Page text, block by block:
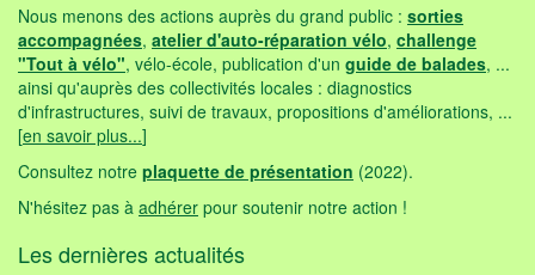
Nous menons des actions auprès du grand public : sorties
accompagnées, atelier d'auto-réparation vélo, challenge
"Tout à vélo", vélo-école, publication d'un guide de balades, ...
ainsi qu'auprès des collectivités locales : diagnostics
d'infrastructures, suivi de travaux, propositions d'améliorations, ...
[en savoir plus...]
Consultez notre plaquette de présentation (2022).
N'hésitez pas à adhérer pour soutenir notre action !
Les dernières actualités